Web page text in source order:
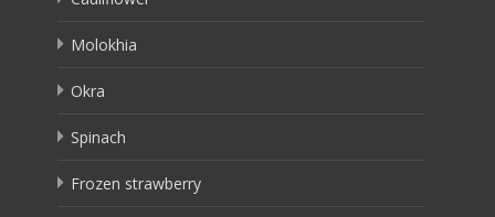
Molokhia
Okra
Spinach
Frozen strawberry